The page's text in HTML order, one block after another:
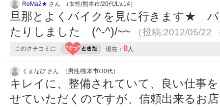
ReMa2★ さん （女性/熊本市/20代/Lv.14）
旦那とよくバイクを見に行きます★
たりしました (^-^)/~~
（投稿:2012/05/
このクチコミに 現在： 0人
くまなび さん （男性/熊本市/30代）
キレイに、整備されていて、良い仕事
せていただくのですが、信頼出来るお